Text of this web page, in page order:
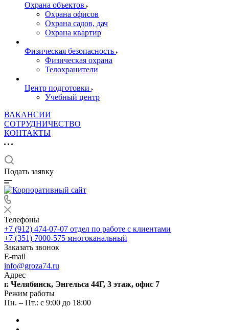
Охрана объектов
Охрана офисов
Охрана садов, дач
Охрана квартир
Физическая безопасность
Физическая охрана
Телохранители
Центр подготовки
Учебный центр
ВАКАНСИИ
СОТРУДНИЧЕСТВО
КОНТАКТЫ
Подать заявку
Телефоны
+7 (912) 474-07-07 отдел по работе с клиентами
+7 (351) 7000-575 многоканальный
Заказать звонок
E-mail
info@groza74.ru
Адрес
г. Челябинск, Энгельса 44Г, 3 этаж, офис 7
Режим работы
Пн. – Пт.: с 9:00 до 18:00